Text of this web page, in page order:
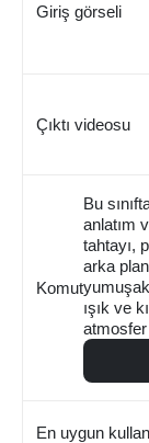
Giriş görseli
Çıktı videosu
Komut
Bu
anlatım
tahtayı,
arka
ışık ve
En uygun